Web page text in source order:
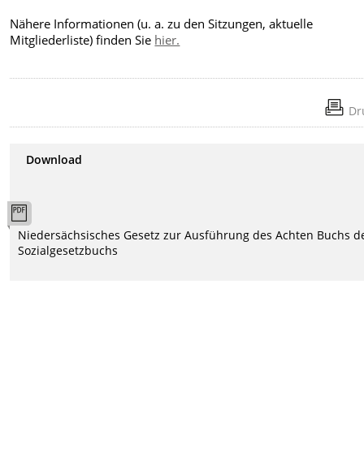
Nähere Informationen (u. a. zu den Sitzungen, aktuelle
Mitgliederliste) finden Sie hier.
Download
Niedersächsisches Gesetz zur Ausführung des Achten Buchs
Sozialgesetzbuchs